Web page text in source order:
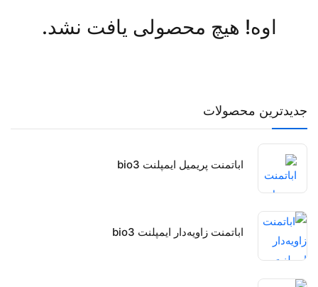
جدیدترین محصولات
اباتمنت پریمیل ایمپلنت bio3
اباتمنت زاویه‌دار ایمپلنت bio3
اوه! هیچ محصولی یافت نشد.